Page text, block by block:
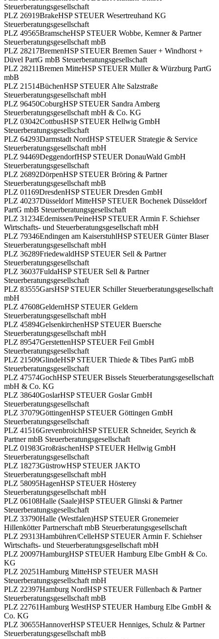
Steuerberatungsgesellschaft
PLZ 26919BrakeHSP STEUER Wesertreuhand KG
Steuerberatungsgesellschaft
PLZ 49565BramscheHSP STEUER Wobbe, Kemner & Partner
Steuerberatungsgesellschaft mbB
PLZ 28217BremenHSP STEUER Bremen Sauer + Windhorst +
Düvel PartG mbB Steuerberatungsgesellschaft
PLZ 28211Bremen MitteHSP STEUER Müller & Würzburg PartG
mbB
PLZ 21514BüchenHSP STEUER Alte Salzstraße
Steuerberatungsgesellschaft mbH
PLZ 96450CoburgHSP STEUER Sandra Amberg
Steuerberatungsgesellschaft mbH & Co. KG
PLZ 03042CottbusHSP STEUER Hellwig GmbH
Steuerberatungsgesellschaft
PLZ 64293Darmstadt NordHSP STEUER Strategie & Service
Steuerberatungsgesellschaft mbH
PLZ 94469DeggendorfHSP STEUER DonauWald GmbH
Steuerberatungsgesellschaft
PLZ 26892DörpenHSP STEUER Bröring & Partner
Steuerberatungsgesellschaft mbB
PLZ 01169DresdenHSP STEUER Dresden GmbH
PLZ 40237Düsseldorf MitteHSP STEUER Bochenek Düsseldorf
PartG mbB Steuerberatungsgesellschaft
PLZ 31234Edemissen/PeineHSP STEUER Armin F. Schiehser
Wirtschafts- und Steuerberatungsgesellschaft mbH
PLZ 79346Endingen am KaiserstuhlHSP STEUER Günter Blaser
Steuerberatungsgesellschaft mbH
PLZ 36289FriedewaldHSP STEUER Sell & Partner
Steuerberatungsgesellschaft
PLZ 36037FuldaHSP STEUER Sell & Partner
Steuerberatungsgesellschaft
PLZ 83555GarsHSP STEUER Schiller Steuerberatungsgesellschaft
mbH
PLZ 47608GeldernHSP STEUER Geldern
Steuerberatungsgesellschaft mbH
PLZ 45894GelsenkirchenHSP STEUER Buersche
Steuerberatungsgesellschaft mbH
PLZ 89547GerstettenHSP STEUER Feil GmbH
Steuerberatungsgesellschaft
PLZ 21509GlindeHSP STEUER Thiede & Tibes PartG mbB
Steuerberatungsgesellschaft
PLZ 47574GochHSP STEUER Bissels Steuerberatungsgesellschaft
mbH & Co. KG
PLZ 38640GoslarHSP STEUER Goslar GmbH
Steuerberatungsgesellschaft
PLZ 37079GöttingenHSP STEUER Göttingen GmbH
Steuerberatungsgesellschaft
PLZ 41516GrevenbroichHSP STEUER Schneider, Seyrich &
Partner mbB Steuerberatungsgesellschaft
PLZ 01983GroßräschenHSP STEUER Hellwig GmbH
Steuerberatungsgesellschaft
PLZ 18273GüstrowHSP STEUER JAKTO
Steuerberatungsgesellschaft mbH
PLZ 58095HagenHSP STEUER Hösterey
Steuerberatungsgesellschaft mbH
PLZ 06108Halle (Saale)HSP STEUER Glinski & Partner
Steuerberatungsgesellschaft
PLZ 33790Halle (Westfalen)HSP STEUER Gronemeier
Hillenkötter Partnerschaft mbB Steuerberatungsgesellschaft
PLZ 29313Hambühren/CelleHSP STEUER Armin F. Schiehser
Wirtschafts- und Steuerberatungsgesellschaft mbH
PLZ 20097HamburgHSP STEUER Hamburg Elbe GmbH & Co.
KG
PLZ 20251Hamburg MitteHSP STEUER MASH
Steuerberatungsgesellschaft mbH
PLZ 22397Hamburg NordHSP STEUER Füllenbach & Partner
Steuerberatungsgesellschaft mbB
PLZ 22761Hamburg WestHSP STEUER Hamburg Elbe GmbH &
Co. KG
PLZ 30655HannoverHSP STEUER Henniges, Schulz & Partner
Steuerberatungsgesellschaft mbB